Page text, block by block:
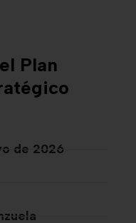
Plan
de 2026